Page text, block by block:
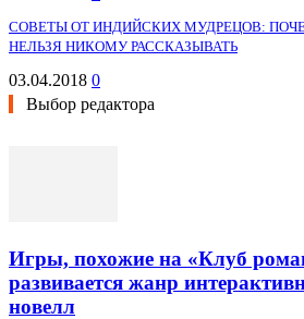
СОВЕТЫ ОТ ИНДИЙСКИХ МУДРЕЦОВ:
НЕЛЬЗЯ НИКОМУ РАССКАЗЫВАТЬ
03.04.2018 0
Выбор редактора
Игры, похожие на «Клуб
развивается жанр
новелл